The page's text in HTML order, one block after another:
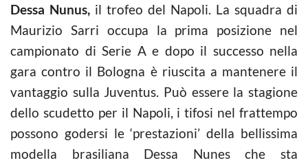
Dessa Nunus, il trofeo del Napoli. La squadra di
Maurizio Sarri occupa la prima posizione nel
campionato di Serie A e dopo il successo nella
gara contro il Bologna è riuscita a mantenere il
vantaggio sulla Juventus. Può essere la stagione
dello scudetto per il Napoli, i tifosi nel frattempo
possono godersi le ‘prestazioni’ della bellissima
modella brasiliana Dessa Nunes che sta